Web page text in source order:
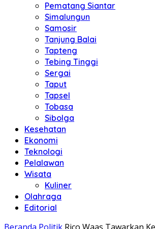
Pematang Siantar
Simalungun
Samosir
Tanjung Balai
Tapteng
Tebing Tinggi
Sergai
Taput
Tapsel
Tobasa
Sibolga
Kesehatan
Ekonomi
Teknologi
Pelalawan
Wisata
Kuliner
Olahraga
Editorial